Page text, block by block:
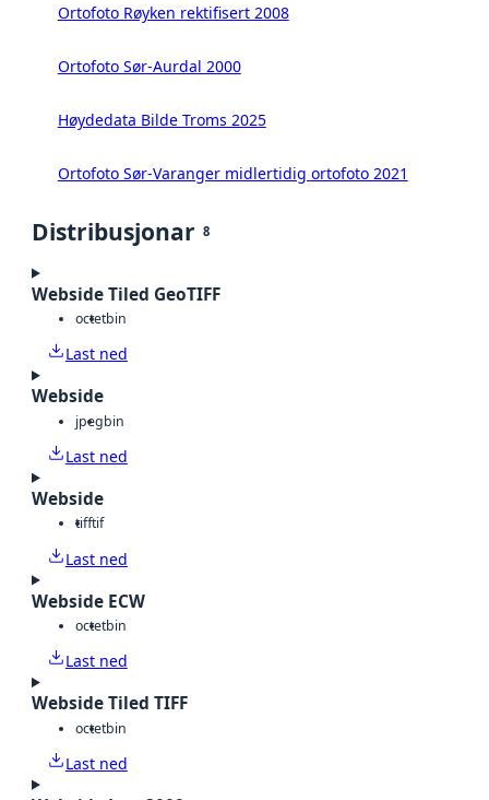
Ortofoto Røyken rektifisert 2008
Ortofoto Sør-Aurdal 2000
Høydedata Bilde Troms 2025
Ortofoto Sør-Varanger midlertidig ortofoto 2021
Distribusjonar 8
Webside Tiled GeoTIFF
octetbin
Last ned
Webside
jpegbin
Last ned
Webside
tifftif
Last ned
Webside ECW
octetbin
Last ned
Webside Tiled TIFF
octetbin
Last ned